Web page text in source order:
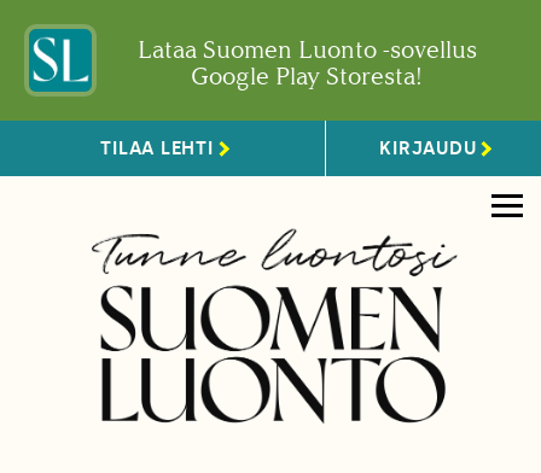
Lataa Suomen Luonto -sovellus
Google Play Storesta!
TILAA LEHTI KIRJAUDU